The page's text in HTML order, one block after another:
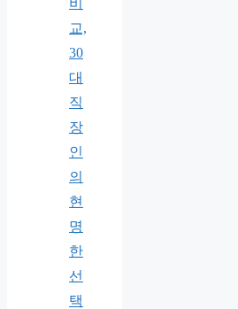
교,
30
대
직
장
인
의
현
명
한
선
택